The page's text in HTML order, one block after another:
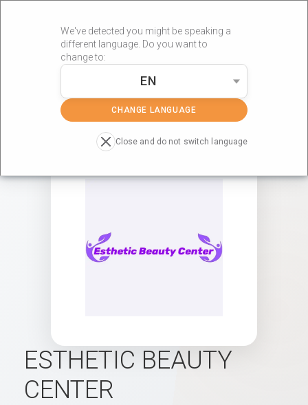
We've detected you might be speaking a
different language. Do you want to
change to:
EN
CHANGE LANGUAGE
Close and do not switch language
»
ESTHETIC BEAUTY
CENTER